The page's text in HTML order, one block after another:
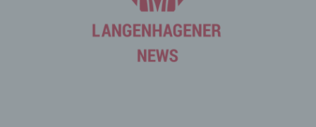
Verantwortlichen zuzurechnen ist, nutzt.
Durch eine Registrierung auf der Internetseite des für die
Verarbeitung Verantwortlichen wird ferner die vom
Internet-Service-Provider (ISP) der betroffenen Person